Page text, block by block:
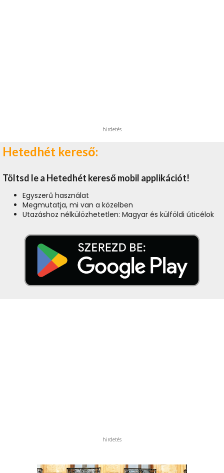
hirdetés
Hetedhét kereső:
Töltsd le a Hetedhét kereső mobil applikációt!
Egyszerű használat
Megmutatja, mi van a közelben
Utazáshoz nélkülözhetetlen: Magyar és külföldi úticélok
hirdetés